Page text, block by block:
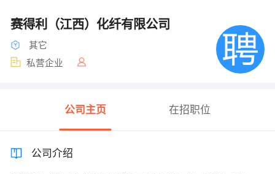
赛得利（江西）化纤有限公司
其它
私营企业
公司主页 在招职位
公司介绍